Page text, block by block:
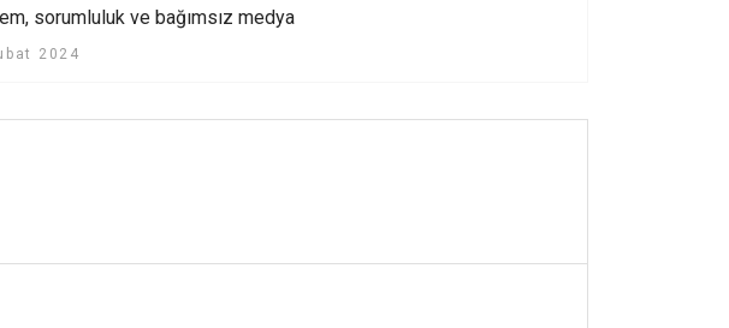
sorumluluk ve bağımsız medya
2024